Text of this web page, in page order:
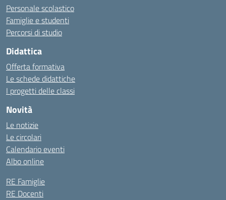
Personale scolastico
Famiglie e studenti
Percorsi di studio
Didattica
Offerta formativa
Le schede didattiche
I progetti delle classi
Novità
Le notizie
Le circolari
Calendario eventi
Albo online
RE Famiglie
RE Docenti